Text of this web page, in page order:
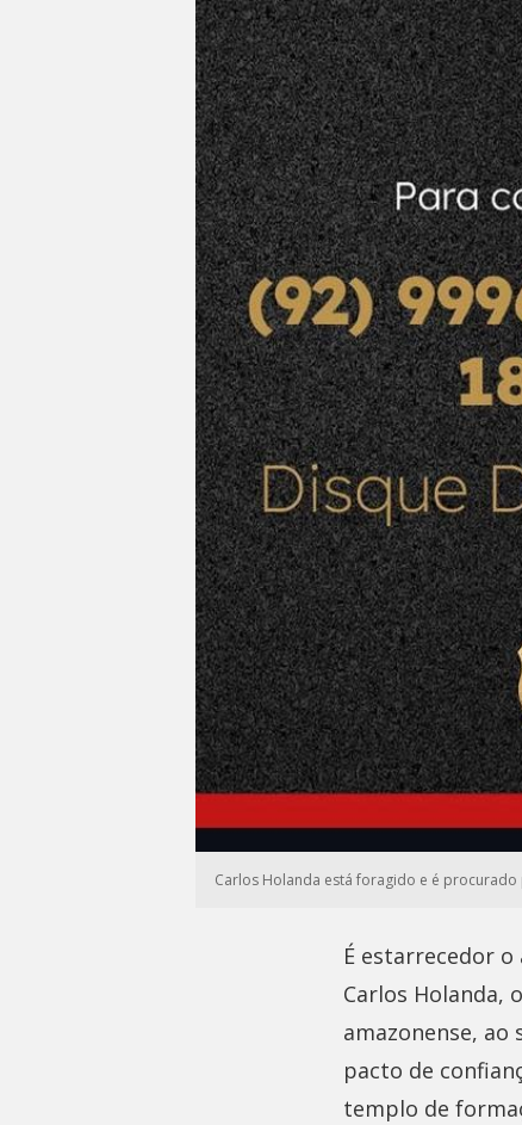
Carlos Holanda está foragido e é procurado
É estarrecedor
Carlos Holanda,
amazonense, ao
pacto de
templo de